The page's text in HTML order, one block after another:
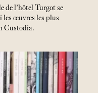
de l’hôtel Turgot se
les œuvres les plus
Custodia.